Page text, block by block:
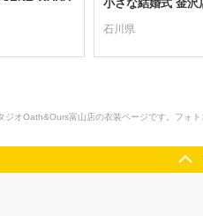
小さな結婚式 金沢
石川県
ジオOath&Ours富山店の衣装ページです。フォ